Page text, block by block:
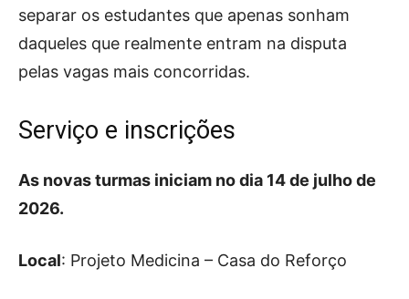
separar os estudantes que apenas sonham
daqueles que realmente entram na disputa
pelas vagas mais concorridas.
Serviço e inscrições
As novas turmas iniciam no dia 14 de julho de
2026.
Local: Projeto Medicina – Casa do Reforço